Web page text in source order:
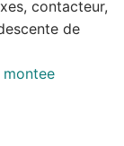
contacteur,
de